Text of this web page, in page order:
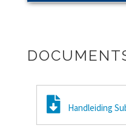
Handleiding